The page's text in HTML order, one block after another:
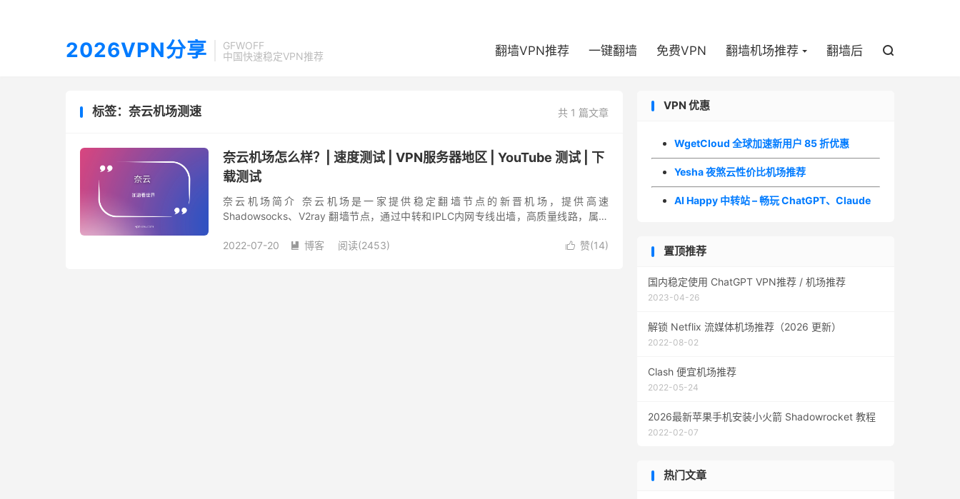
2026VPN分享
GFWOFF
中国快速稳定VPN推荐
翻墙VPN推荐 一键翻墙 免费VPN 翻墙机场推荐 翻墙后 
共 1 篇文章
标签：奈云机场测速
奈云机场怎么样？| 速度测试 | VPN服务器地区 | YouTube 测试 | 下
载测试
奈云机场简介 奈云机场是一家提供稳定翻墙节点的新晋机场，提供高速
Shadowsocks、V2ray 翻墙节点，通过中转和IPLC内网专线出墙，高质量线路，属于
 赞(14)
2022-07-20  博客 阅读(2453)
VPN 优惠
WgetCloud 全球加速新用户 85 折优惠
Yesha 夜煞云性价比机场推荐
AI Happy 中转站 – 畅玩 ChatGPT、Claude
置顶推荐
国内稳定使用 ChatGPT VPN推荐 / 机场推荐
2023-04-26
解锁 Netflix 流媒体机场推荐（2026 更新）
2022-08-02
Clash 便宜机场推荐
2022-05-24
2026最新苹果手机安装小火箭 Shadowrocket 教程
2022-02-07
热门文章